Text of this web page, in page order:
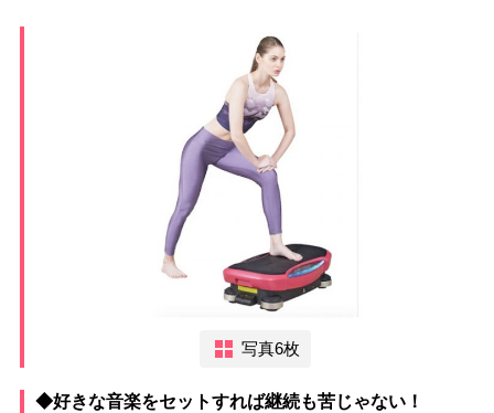
写真6枚
◆好きな音楽をセットすれば継続も苦じゃない！